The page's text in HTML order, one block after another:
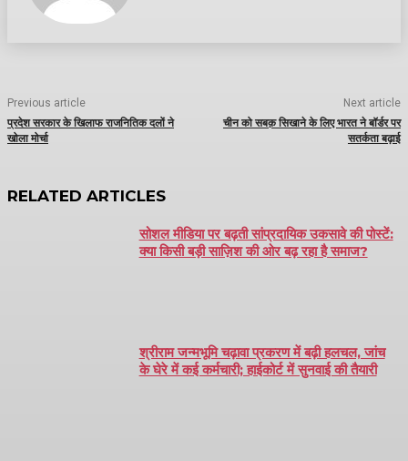
Previous article
प्रदेश सरकार के खिलाफ राजनितिक दलों ने
खोला मोर्चा
Next article
चीन को सबक़ सिखाने के लिए भारत ने बॉर्डर पर
सतर्कता बढ़ाई
RELATED ARTICLES
सोशल मीडिया पर बढ़ती सांप्रदायिक उकसावे की पोस्टें:
क्या किसी बड़ी साज़िश की ओर बढ़ रहा है समाज?
श्रीराम जन्मभूमि चढ़ावा प्रकरण में बढ़ी हलचल, जांच
के घेरे में कई कर्मचारी; हाईकोर्ट में सुनवाई की तैयारी